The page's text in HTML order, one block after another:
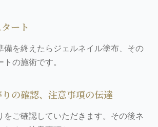
ート
備を終えたらジェルネイル塗布、その
の施術です。
の確認、注意事項の伝達
をご確認していただきます。その後ネ